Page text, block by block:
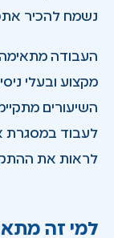
נשמח להכיר
העבודה מתאימה
מקצוע ובעלי
השיעורים
לעבוד במסגרת
לראות את
למי זה